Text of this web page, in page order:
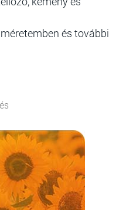
és további